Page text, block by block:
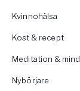
Kvinnohälsa
Kost & recept
Meditation &
Nybörjare